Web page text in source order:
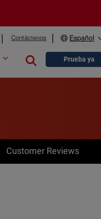
Contáctenos Español
Close searchPrueba ya
Customer Reviews